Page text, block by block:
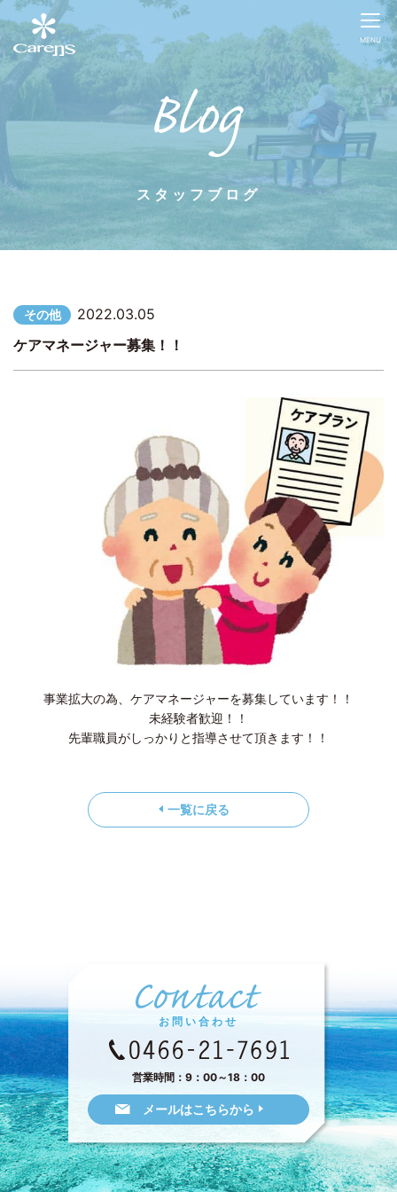
MENU
スタッフブログ
その他
2022.03.05
ケアマネージャー募集！！
事業拡大の為、ケアマネージャーを募集しています！！
未経験者歓迎！！
先輩職員がしっかりと指導させて頂きます！！
一覧に戻る
お問い合わせ
営業時間：9：00～18：00
メールはこちらから